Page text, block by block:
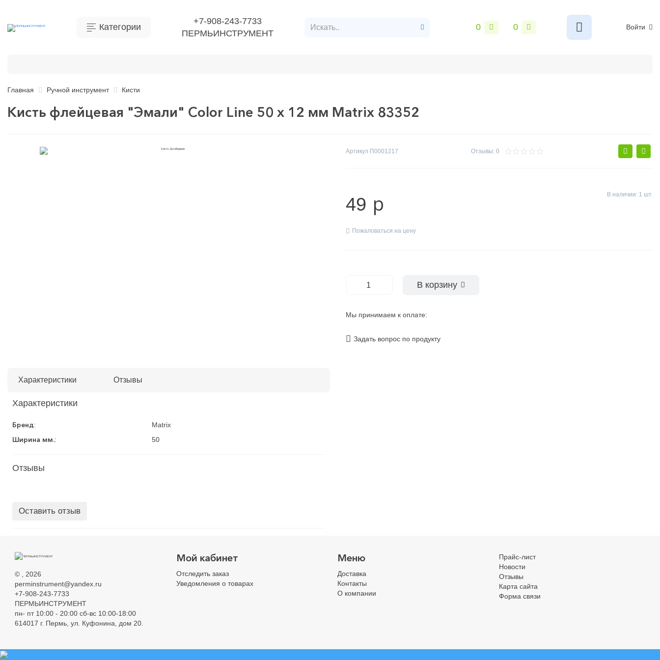
Категории
+7-908-243-7733
ПЕРМЬИНСТРУМЕНТ
0 0 Войти
Главная Ручной инструмент Кисти
Кисть флейцевая "Эмали" Color Line 50 х 12 мм Matrix 83352
Артикул П0001217 Отзывы: 0
49 p
Пожаловаться на цену
В наличии: 1 шт.
В корзину
Мы принимаем к оплате:
Задать вопрос по продукту
Характеристики Отзывы
Характеристики
Бренд: Matrix
Ширина мм.: 50
Отзывы
Оставить отзыв
©
, 2026
perminstrument@yandex.ru
+7-908-243-7733
ПЕРМЬИНСТРУМЕНТ
пн- пт 10:00 - 20:00 сб-вс 10:00-18:00
614017 г. Пермь, ул. Куфонина, дом 20.
Мой кабинет
Отследить заказ
Уведомления о товарах
Меню
Доставка
Контакты
О компании
Прайс-лист
Новости
Отзывы
Карта сайта
Форма связи